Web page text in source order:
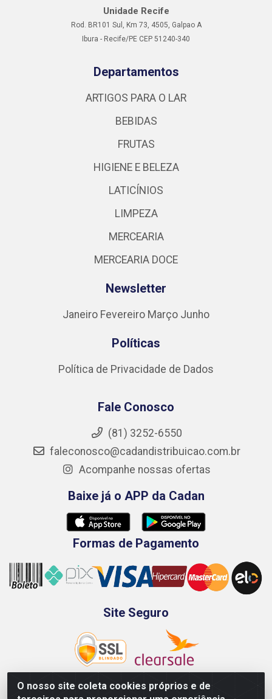
O nosso site coleta cookies próprios e de
Unidade Recife
Rod. BR101 Sul, Km 73, 4505, Galpao A
Ibura - Recife/PE CEP 51240-340
Departamentos
ARTIGOS PARA O LAR
BEBIDAS
FRUTAS
HIGIENE E BELEZA
LATICÍNIOS
LIMPEZA
MERCEARIA
MERCEARIA DOCE
Newsletter
Janeiro Fevereiro Março Junho
Políticas
Política de Privacidade de Dados
Fale Conosco
(81) 3252-6550
faleconosco@cadandistribuicao.com.br
Acompanhe nossas ofertas
Baixe já o APP da Cadan
Formas de Pagamento
Site Seguro